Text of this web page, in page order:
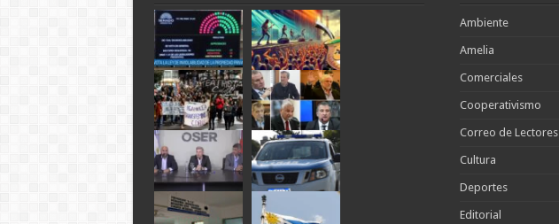
Ambiente
Amelia
Comerciales
Cooperativismo
Correo de Lectores
Cultura
Deportes
Editorial